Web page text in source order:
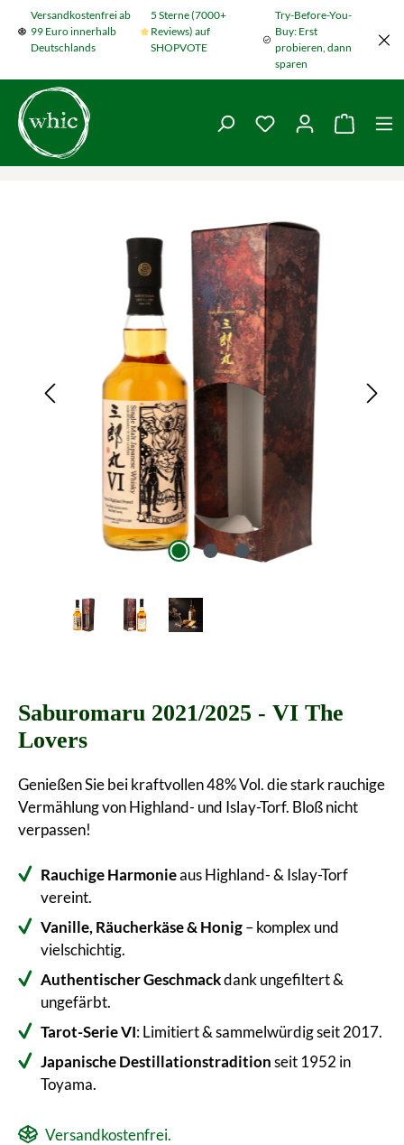
Zum Hauptinhalt springen
Versandkostenfrei ab
99 Euro innerhalb
Deutschlands
5 Sterne (7000+
Reviews) auf
SHOPVOTE
Try-Before-You-
Buy: Erst
probieren, dann
sparen
Du hast 0
Bildergalerie überspringen
Saburomaru 2021/2025 - VI The
Lovers
Genießen Sie bei kraftvollen 48% Vol. die stark rauchige
Vermählung von Highland- und Islay-Torf. Bloß nicht
verpassen!
Rauchige Harmonieaus Highland- & Islay-Torf
vereint.
Vanille, Räucherkäse & Honig– komplex und
vielschichtig.
Authentischer Geschmackdank ungefiltert &
ungefärbt.
Tarot-Serie VI: Limitiert & sammelwürdig seit 2017.
Japanische Destillationstraditionseit 1952 in
Toyama.
Versandkostenfrei.